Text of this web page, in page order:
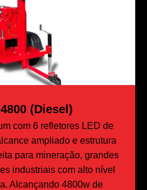
(Diesel)
com 6 refletores LED de
ampliado e estrutura
para mineração, grandes
industriais com alto nível
Alcançando 4800w de